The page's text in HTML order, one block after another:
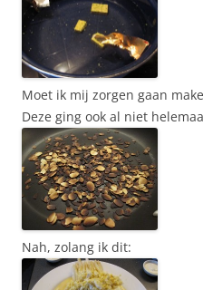
Moet ik mij zorgen gaan
Deze ging ook al niet
Nah, zolang ik dit: